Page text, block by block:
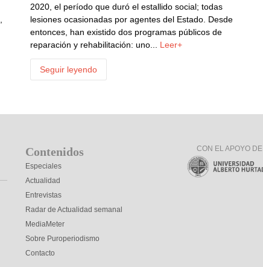
2020, el período que duró el estallido social; todas
lesiones ocasionadas por agentes del Estado. Desde
entonces, han existido dos programas públicos de
reparación y rehabilitación: uno... Leer+
Seguir leyendo
Contenidos
Especiales
Actualidad
Entrevistas
Radar de Actualidad semanal
MediaMeter
Sobre Puroperiodismo
Contacto
CON EL APOYO DE